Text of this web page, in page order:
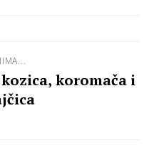
koromača i